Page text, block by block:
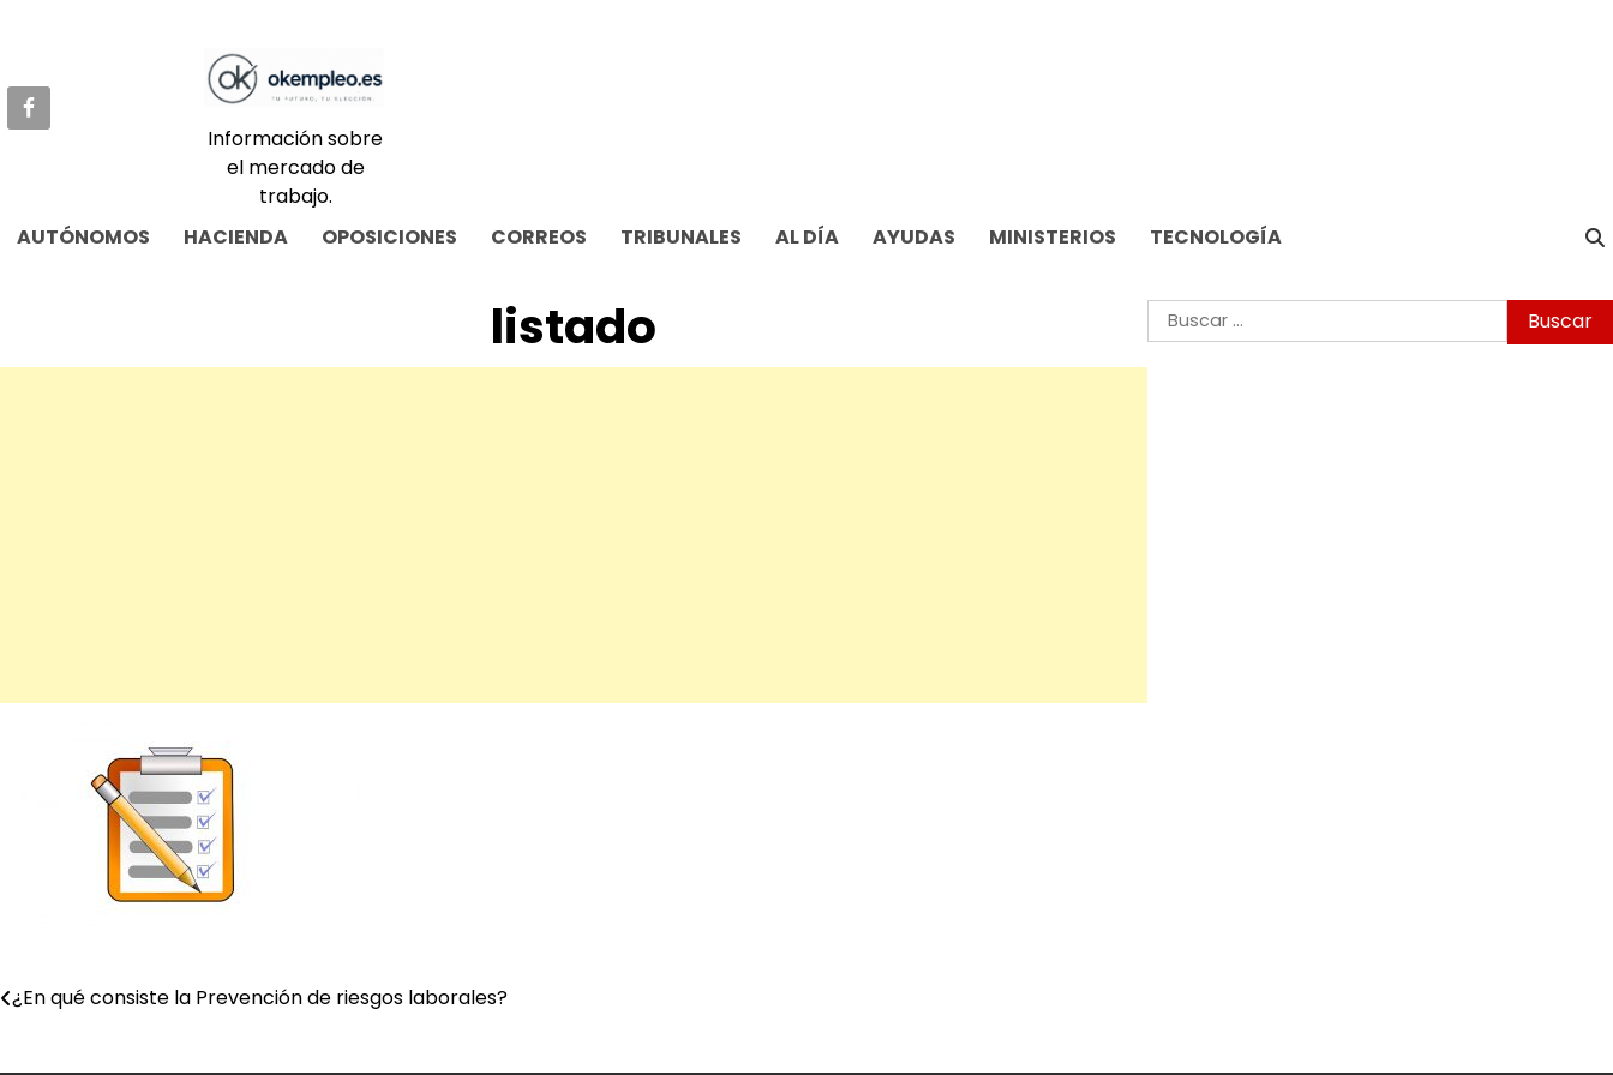
Información sobre
el mercado de
trabajo.
AUTÓNOMOS
HACIENDA OPOSICIONES CORREOS TRIBUNALES AL DÍA AYUDAS MINISTERIOS TECNOLOGÍA
listado
Navegación
¿En qué consiste la Prevención de riesgos laborales?
Buscar: